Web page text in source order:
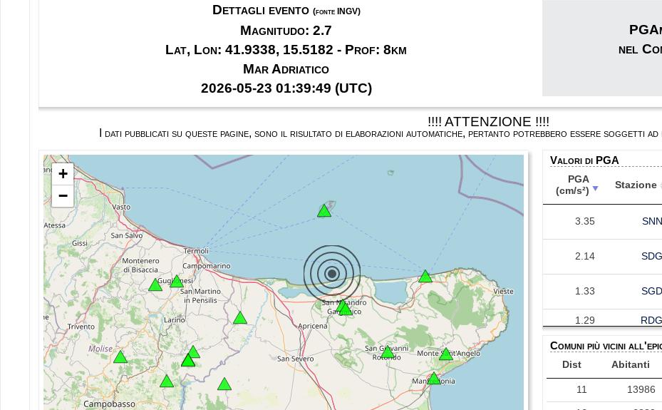
Dettagli evento (fonte INGV)
Magnitudo: 2.7
Lat, Lon: 41.9338, 15.5182 - Prof: 8km
Mar Adriatico
2026-05-23 01:39:49 (UTC)
nel
!!!! ATTENZIONE !!!!
I dati pubblicati su queste pagine, sono il risultato di elaborazioni automatiche, pertanto potrebbero essere soggetti
+
−
Valori di PGA
PGA
(cm/s²)
Stazione
(cm/s²)
3.35
SNN
2.14 SDG
1.33 SGD
1.29 RDG
0.26 ASR
0.24 MNN
0.16 ISTM
Comuni più vicini
Dist Abitanti
11 13986